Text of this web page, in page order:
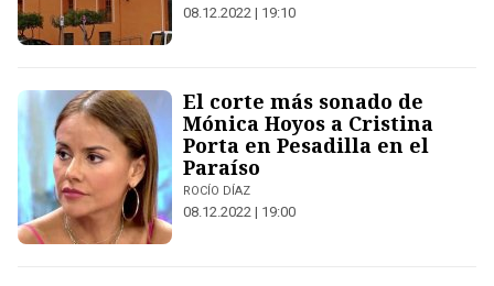
08.12.2022 | 19:10
El corte más sonado de
Mónica Hoyos a Cristina
Porta en Pesadilla en el
Paraíso
ROCÍO DÍAZ
08.12.2022 | 19:00